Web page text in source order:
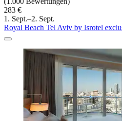
283 €
1. Sept.–2. Sept.
Royal Beach Tel Aviv by Isrotel